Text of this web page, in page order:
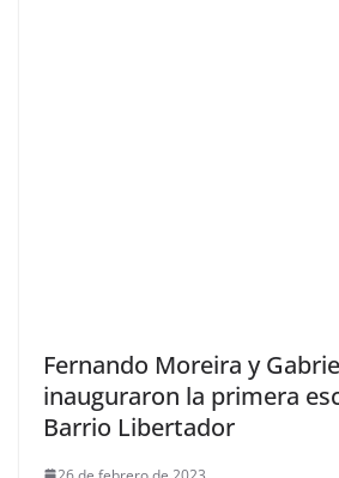
Fernando Moreira y
inauguraron la primera
Barrio Libertador